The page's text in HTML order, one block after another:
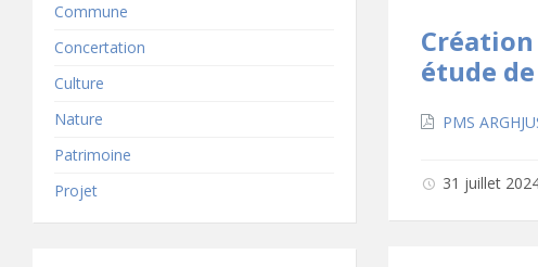
étude
PMS
31 juillet
Commune
Concertation
Culture
Nature
Patrimoine
Projet